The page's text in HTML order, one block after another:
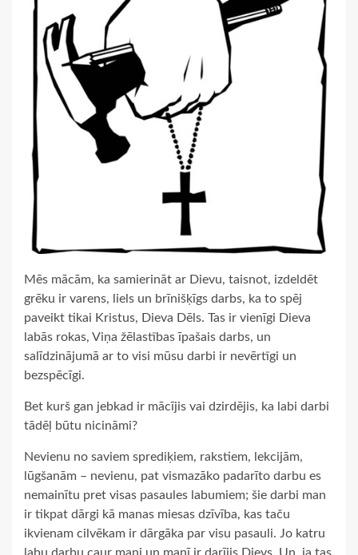
Mēs mācām, ka samierināt ar Dievu, taisnot, izdeldēt
grēku ir varens, liels un brīnišķīgs darbs, ka to spēj
paveikt tikai Kristus, Dieva Dēls. Tas ir vienīgi Dieva
labās rokas, Viņa žēlastības īpašais darbs, un
salīdzinājumā ar to visi mūsu darbi ir nevērtīgi un
bezspēcīgi.
Bet kurš gan jebkad ir mācījis vai dzirdējis, ka labi darbi
tādēļ būtu nicināmi?
Nevienu no saviem sprediķiem, rakstiem, lekcijām,
lūgšanām – nevienu, pat vismazāko padarīto darbu es
nemainītu pret visas pasaules labumiem; šie darbi man
ir tikpat dārgi kā manas miesas dzīvība, kas taču
ikvienam cilvēkam ir dārgāka par visu pasauli. Jo katru